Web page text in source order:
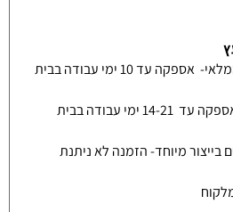
* ארונות אמבטיה בייבוא ממלאי- אספקה עד 10 ימי עבודה בבית
* ארונות אמבטיה בייצור- אספקה עד 14-21 ימי עבודה בבית
בייצור מיוחד- הזמנה לא ניתנת